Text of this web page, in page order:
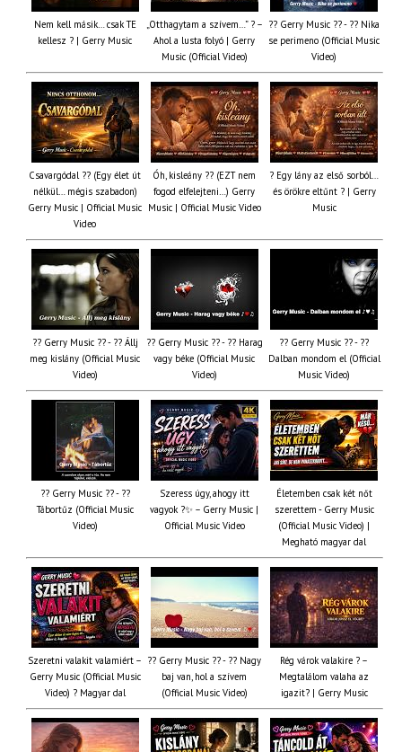
Nem kell másik… csak TE
kellesz ? | Gerry Music
„Otthagytam a szívem…” ? –
Ahol a lusta folyó | Gerry
Music (Official Video)
?? Gerry Music ?? - ?? Nika
se perimeno (Official Music
Video)
Csavargódal ?? (Egy élet út
nélkül… mégis szabadon)
Gerry Music | Official Music
Video
Óh, kisleány ?? (EZT nem
fogod elfelejteni…) Gerry
Music | Official Music Video
? Egy lány az első sorból…
és örökre eltűnt ? | Gerry
Music
?? Gerry Music ?? - ?? Állj
meg kislány (Official Music
Video)
?? Gerry Music ?? - ?? Harag
vagy béke (Official Music
Video)
?? Gerry Music ?? - ??
Dalban mondom el (Official
Music Video)
?? Gerry Music ?? - ??
Tábortűz (Official Music
Video)
Szeress úgy, ahogy itt
vagyok ?✨ – Gerry Music |
Official Music Video
Életemben csak két nőt
szerettem - Gerry Music
(Official Music Video) |
Megható magyar dal
Szeretni valakit valamiért –
Gerry Music (Official Music
Video) ? Magyar dal
?? Gerry Music ?? - ?? Nagy
baj van, hol a szívem
(Official Music Video)
Rég várok valakire ? –
Megtalálom valaha az
igazit? | Gerry Music